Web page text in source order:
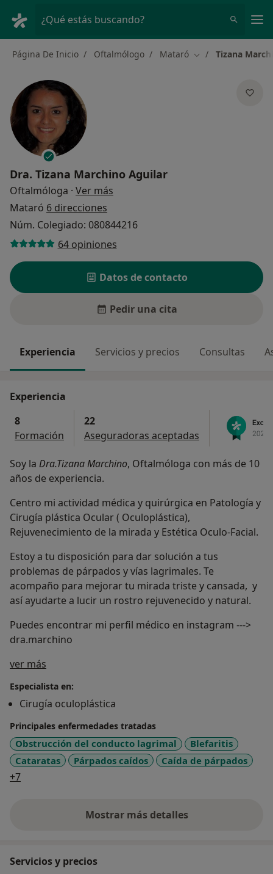
¿Qué estás buscando?
Página De Inicio Oftalmólogo Mataró Cambiar de ciudad
Tizana
Dra. Tizana Marchino Aguilar
Oftalmóloga · Ver más
Mataró 6 direcciones
Núm. Colegiado: 080844216
64 opiniones
Datos de contacto
Pedir una cita
Experiencia Servicios y precios Consultas
Experiencia
8
Formación
22
Aseguradoras aceptadas
Soy la Dra.Tizana Marchino, Oftalmóloga con más de 10
años de experiencia.
Centro mi actividad médica y quirúrgica en Patología y
Cirugía plástica Ocular ( Oculoplástica),
Rejuvenecimiento de la mirada y Estética Oculo-Facial.
Estoy a tu disposición para dar solución a tus
problemas de párpados y vías lagrimales. Te
acompaño para mejorar tu mirada triste y cansada, y
así ayudarte a lucir un rostro rejuvenecido y natural.
Puedes encontrar mi perfil médico en instagram --->
dra.marchino
ver más
Especialista en:
Cirugía oculoplástica
Principales enfermedades tratadas
Obstrucción del conducto lagrimal
Blefaritis
Cataratas
Párpados caídos Caída de párpados
+7a11y_sr_more_diseases
Mostrar más detalles
sobre la experiencia
Servicios y precios